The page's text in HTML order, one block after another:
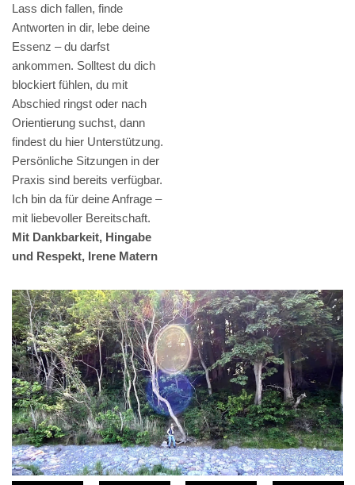
Lass dich fallen, finde
Antworten in dir, lebe deine
Essenz – du darfst
ankommen. Solltest du dich
blockiert fühlen, du mit
Abschied ringst oder nach
Orientierung suchst, dann
findest du hier Unterstützung.
Persönliche Sitzungen in der
Praxis sind bereits verfügbar.
Ich bin da für deine Anfrage –
mit liebevoller Bereitschaft.
Mit Dankbarkeit, Hingabe
und Respekt, Irene Matern